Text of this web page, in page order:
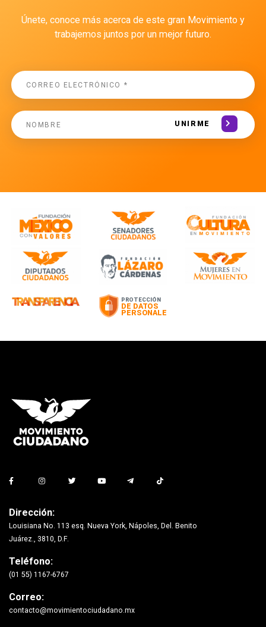
Únete, conoce más acerca de este gran Movimiento y
trabajemos juntos por un mejor futuro.
UNIRME
Dirección:
Louisiana No. 113 esq. Nueva York, Nápoles, Del. Benito
Juárez., 3810, D.F.
Teléfono:
(01 55) 1167-6767
Correo:
contacto@movimientociudadano.mx